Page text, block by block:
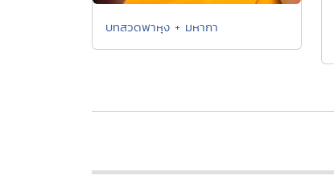
บทสวดพาหุง + มหากา